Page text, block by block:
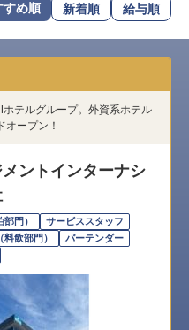
ポートに申し込む
えの企業様へ
すめ順 新着順 給与順
ホテルグループ。外資系ホテル
オープン！
ントインターナシ
門）
サービススタッフ
飲部門）
バーテンダー